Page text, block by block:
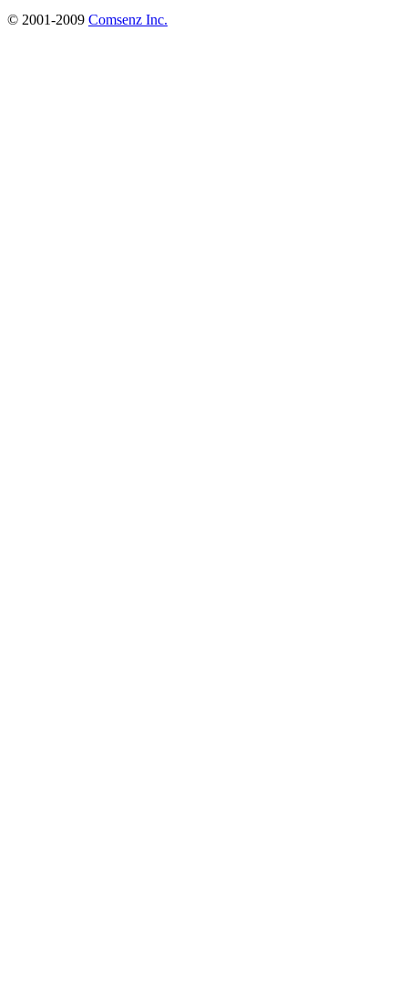
© 2001-2009 Comsenz Inc.